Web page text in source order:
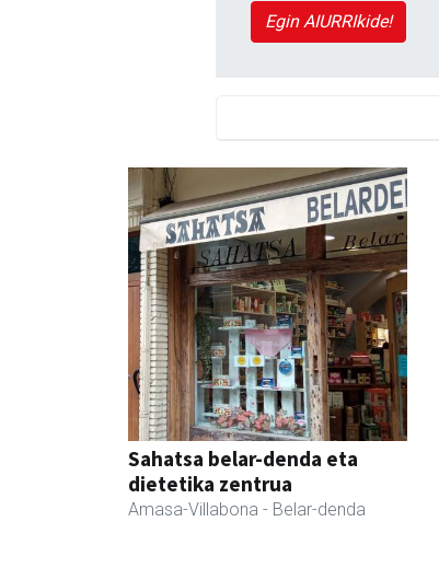
Egin AIURRIkide!
Sahatsa belar-denda eta
dietetika zentrua
Amasa-Villabona - Belar-denda